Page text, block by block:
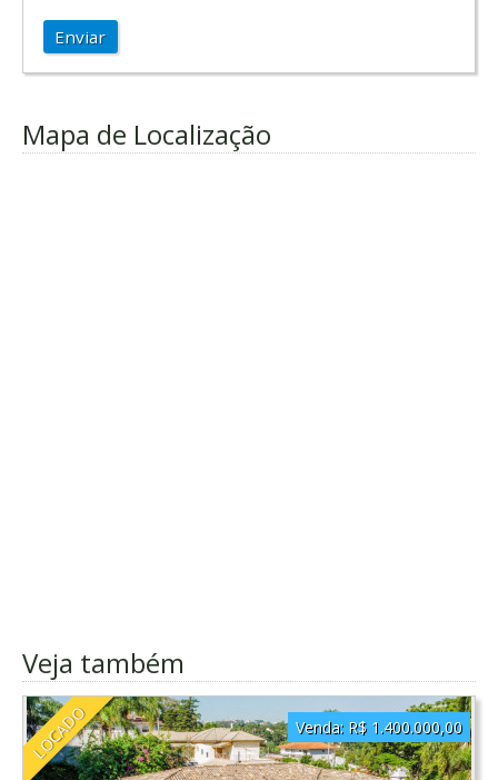
Enviar
Mapa de Localização
Veja também
LOCADO Venda: R$ 1.400.000,00